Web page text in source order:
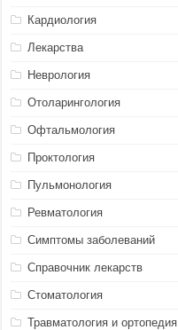
Кардиология
Лекарства
Неврология
Отоларингология
Офтальмология
Проктология
Пульмонология
Ревматология
Симптомы заболеваний
Справочник лекарств
Стоматология
Травматология и ортопедия